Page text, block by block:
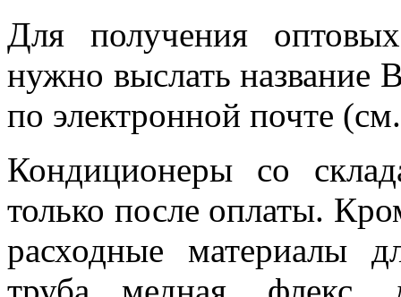
Для получения
нужно выслать название
по электронной почте
Кондиционеры со
только после оплаты.
расходные материалы